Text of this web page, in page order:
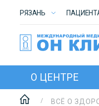
РЯЗАНЬ
О ЦЕНТРЕ
ВСЁ О